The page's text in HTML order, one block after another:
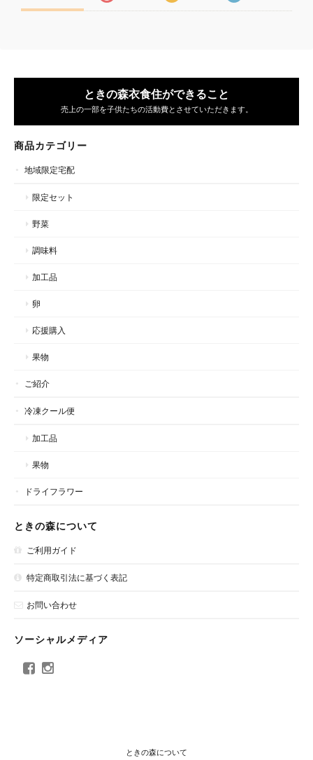
ときの森衣食住ができること
売上の一部を子供たちの活動費とさせていただきます。
商品カテゴリー
地域限定宅配
限定セット
野菜
調味料
加工品
卵
応援購入
果物
ご紹介
冷凍クール便
加工品
果物
ドライフラワー
ときの森について
ご利用ガイド
特定商取引法に基づく表記
お問い合わせ
ソーシャルメディア
ときの森について